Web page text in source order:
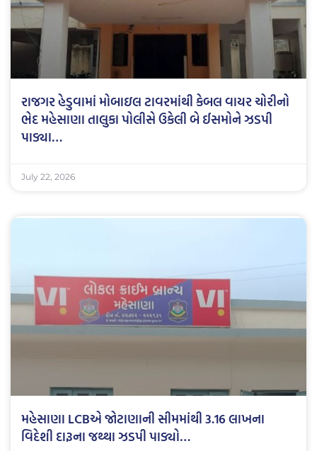
રાજગર હેડુવામાં મોબાઇલ ટાવરમાંથી કેબલ વાયર ચોરીનો
ભેદ મહેસાણા તાલુકા પોલીસે ઉકેલી બે ઈસમોને ઝડપી
પાડ્યા…
July 22, 2026
મહેસાણા LCBએ જોટાણાની સીમમાંથી 3.16 લાખના
વિદેશી દારૂના જથ્થા ઝડપી પાડ્યો…